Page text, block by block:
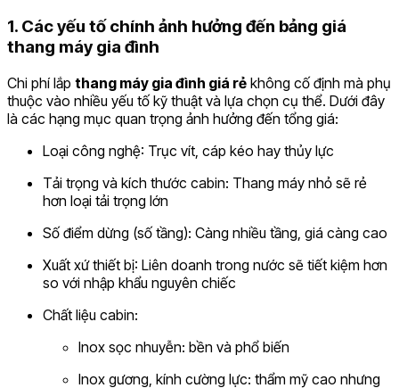
1. Các yếu tố chính ảnh hưởng đến bảng giá
thang máy gia đình
Chi phí lắp thang máy gia đình giá rẻ không cố định mà phụ
thuộc vào nhiều yếu tố kỹ thuật và lựa chọn cụ thể. Dưới đây
là các hạng mục quan trọng ảnh hưởng đến tổng giá:
Loại công nghệ: Trục vít, cáp kéo hay thủy lực
Tải trọng và kích thước cabin: Thang máy nhỏ sẽ rẻ
hơn loại tải trọng lớn
Số điểm dừng (số tầng): Càng nhiều tầng, giá càng cao
Xuất xứ thiết bị: Liên doanh trong nước sẽ tiết kiệm hơn
so với nhập khẩu nguyên chiếc
Chất liệu cabin:
Inox sọc nhuyễn: bền và phổ biến
Inox gương, kính cường lực: thẩm mỹ cao nhưng